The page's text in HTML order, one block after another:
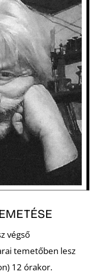
végső
temetőben lesz
12 órakor.